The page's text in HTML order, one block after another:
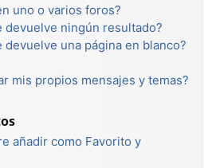
uno o varios foros?
devuelve ningún resultado?
una página en blanco?
mis propios mensajes y temas?
añadir como Favorito y